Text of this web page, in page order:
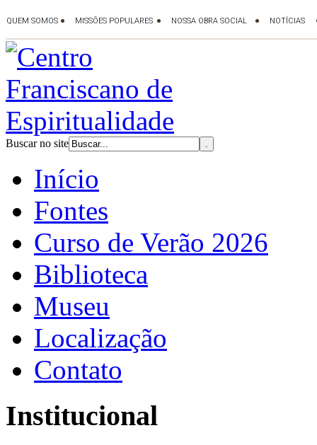
Buscar no site
Início
Fontes
Curso de Verão 2026
Biblioteca
Museu
Localização
Contato
Institucional